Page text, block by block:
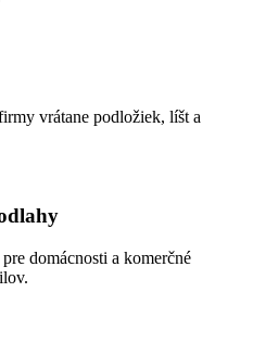
vrátane podložiek, líšt a
domácnosti a komerčné